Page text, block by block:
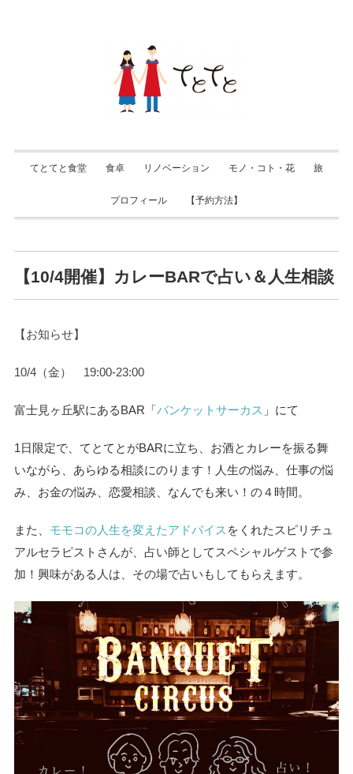
てとてと食堂 食卓 リノベーション モノ・コト・花 旅
プロフィール 【予約方法】
【10/4開催】カレーBARで占い＆人生相談
【お知らせ】
10/4（金） 19:00-23:00
富士見ヶ丘駅にあるBAR「バンケットサーカス 」にて
1日限定で、てとてとがBARに立ち、お酒とカレーを振る舞
いながら、あらゆる相談にのります！ 人生の悩み、仕事の悩
み、お金の悩み、恋愛相談、なんでも来い！の４時間。
また、 モモコの人生を変えたアドバイス をくれたスピリチュ
アルセラピストさんが、占い師としてスペシャルゲストで参
加！ 興味がある人は、その場で占いもしてもらえます。